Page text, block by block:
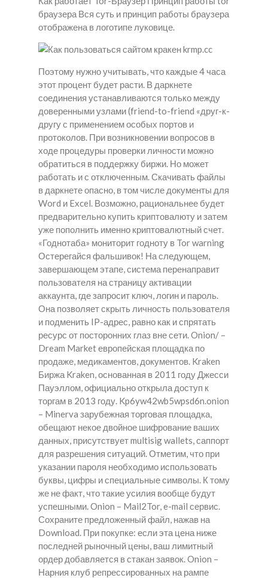
браузера Вся суть и принцип работы браузера
отображена в логотипе луковице.
Поэтому нужно учитывать, что каждые 4 часа
этот процент будет расти. В даркнете
соединения устанавливаются только между
доверенными узлами (friend-to-friend «друг-к-
другу с применением особых портов и
протоколов. При возникновении вопросов в
ходе процедуры проверки личности можно
обратиться в поддержку биржи. Но может
работать и с отключенным. Скачивать файлы
в даркнете опасно, в том числе документы для
Word и Excel. Возможно, рациональнее будет
предварительно купить криптовалюту и затем
уже пополнить именно криптовалютный счет.
«Годнотаба» мониторит годноту в Tor warning
Остерегайся фальшивок! На следующем,
завершающем этапе, система перенаправит
пользователя на страницу активации
аккаунта, где запросит ключ, логин и пароль.
Она позволяет скрыть личность пользователя
и подменить IP-адрес, равно как и спрятать
ресурс от посторонних глаз вне сети. Onion/ –
Dream Market европейская площадка по
продаже, медикаментов, документов. Kraken
Биржа Kraken, основанная в 2011 году Джесси
Пауэллом, официально открыла доступ к
торгам в 2013 году. Kp6yw42wb5wpsd6n.onion
– Minerva зарубежная торговая площадка,
обещают некое двойное шифрование ваших
данных, присутствует multisig wallets, саппорт
для разрешения ситуаций. Отметим, что при
указании пароля необходимо использовать
буквы, цифры и специальные символы. К тому
же не факт, что такие усилия вообще будут
успешными. Onion – Mail2Tor, e-mail сервис.
Сохраните предложенный файл, нажав на
Download. При покупке: если эта цена ниже
последней рыночный цены, ваш лимитный
ордер добавляется в стакан заявок. Onion –
Нарния клуб репрессированных на рампе